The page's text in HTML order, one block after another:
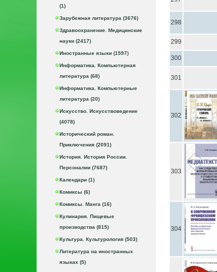
(1)
Зарубежная литература (3676)
Здравоохранение. Медицинские
науки (2417)
Иностранные языки (1597)
Информатика. Компьютерная
литература (68)
Информатика. Компьютерные
литература (20)
Искусство. Искусствоведение
(4078)
Исторический роман.
Приключения (2091)
История. История России.
Персоналии (7687)
Календари (1)
Комиксы (6)
Комиксы. Манга (16)
Кулинария. Пищевые
производства (815)
Культура. Культурология (503)
Литература на иностранных
языках (5)
298
299
300
301
302
303
304